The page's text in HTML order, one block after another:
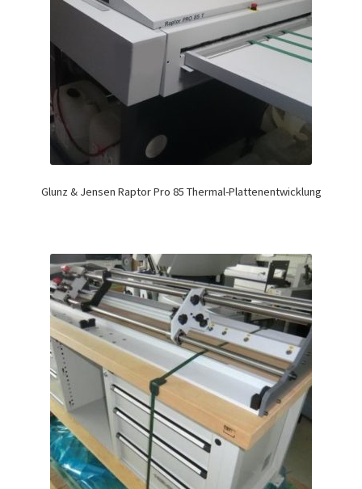
Glunz & Jensen Raptor Pro 85 Thermal-Plattenentwicklung